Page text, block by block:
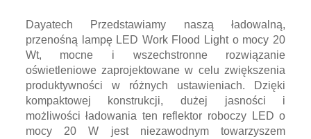
Dayatech Przedstawiamy naszą ładowalną,
przenośną lampę LED Work Flood Light o mocy 20
Wt, mocne i wszechstronne rozwiązanie
oświetleniowe zaprojektowane w celu zwiększenia
produktywności w różnych ustawieniach. Dzięki
kompaktowej konstrukcji, dużej jasności i
możliwości ładowania ten reflektor roboczy LED o
mocy 20 W jest niezawodnym towarzyszem